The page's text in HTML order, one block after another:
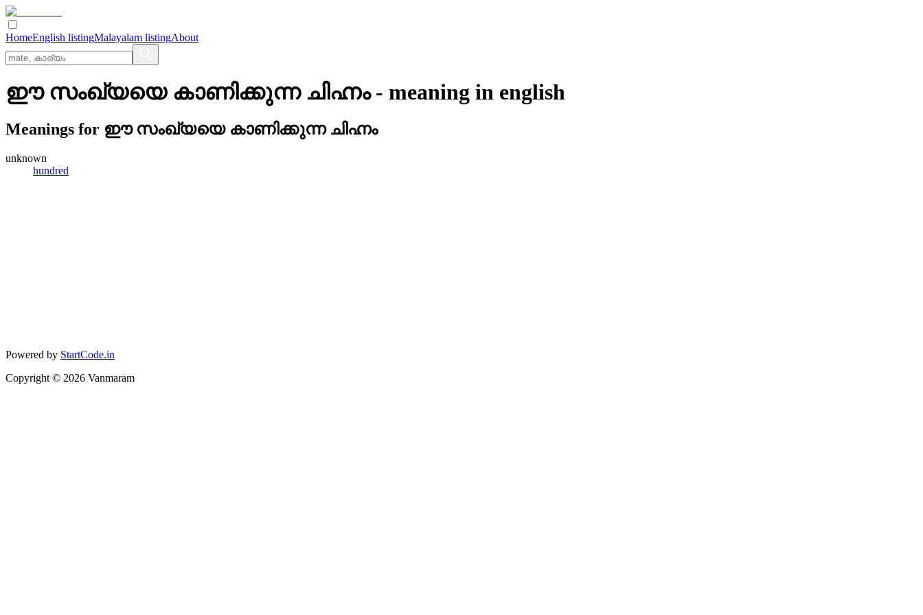
HomeEnglish listingMalayalam listingAbout
ഈ സംഖ്യയെ കാണിക്കുന്ന ചിഹ്നം- meaning in english
Meanings for ഈ സംഖ്യയെ കാണിക്കുന്ന ചിഹ്നം
unknown
hundred
Powered by StartCode.in
Copyright © 2026 Vanmaram